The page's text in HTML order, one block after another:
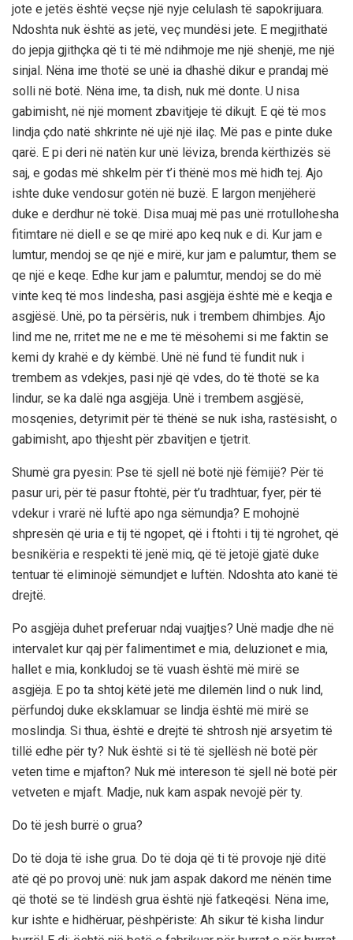
jote e jetës është veçse një nyje celulash të sapokrijuara.
Ndoshta nuk është as jetë, veç mundësi jete. E megjithatë
do jepja gjithçka që ti të më ndihmoje me një shenjë, me një
sinjal. Nëna ime thotë se unë ia dhashë dikur e prandaj më
solli në botë. Nëna ime, ta dish, nuk më donte. U nisa
gabimisht, në një moment zbavitjeje të dikujt. E që të mos
lindja çdo natë shkrinte në ujë një ilaç. Më pas e pinte duke
qarë. E pi deri në natën kur unë lëviza, brenda kërthizës së
saj, e godas më shkelm për t’i thënë mos më hidh tej. Ajo
ishte duke vendosur gotën në buzë. E largon menjëherë
duke e derdhur në tokë. Disa muaj më pas unë rrotullohesha
fitimtare në diell e se qe mirë apo keq nuk e di. Kur jam e
lumtur, mendoj se qe një e mirë, kur jam e palumtur, them se
qe një e keqe. Edhe kur jam e palumtur, mendoj se do më
vinte keq të mos lindesha, pasi asgjëja është më e keqja e
asgjësë. Unë, po ta përsëris, nuk i trembem dhimbjes. Ajo
lind me ne, rritet me ne e me të mësohemi si me faktin se
kemi dy krahë e dy këmbë. Unë në fund të fundit nuk i
trembem as vdekjes, pasi një që vdes, do të thotë se ka
lindur, se ka dalë nga asgjëja. Unë i trembem asgjësë,
mosqenies, detyrimit për të thënë se nuk isha, rastësisht, o
gabimisht, apo thjesht për zbavitjen e tjetrit.
Shumë gra pyesin: Pse të sjell në botë një fëmijë? Për të
pasur uri, për të pasur ftohtë, për t’u tradhtuar, fyer, për të
vdekur i vrarë në luftë apo nga sëmundja? E mohojnë
shpresën që uria e tij të ngopet, që i ftohti i tij të ngrohet, që
besnikëria e respekti të jenë miq, që të jetojë gjatë duke
tentuar të eliminojë sëmundjet e luftën. Ndoshta ato kanë të
drejtë.
Po asgjëja duhet preferuar ndaj vuajtjes? Unë madje dhe në
intervalet kur qaj për falimentimet e mia, deluzionet e mia,
hallet e mia, konkludoj se të vuash është më mirë se
asgjëja. E po ta shtoj këtë jetë me dilemën lind o nuk lind,
përfundoj duke eksklamuar se lindja është më mirë se
moslindja. Si thua, është e drejtë të shtrosh një arsyetim të
tillë edhe për ty? Nuk është si të të sjellësh në botë për
veten time e mjafton? Nuk më intereson të sjell në botë për
vetveten e mjaft. Madje, nuk kam aspak nevojë për ty.
Do të jesh burrë o grua?
Do të doja të ishe grua. Do të doja që ti të provoje një ditë
atë që po provoj unë: nuk jam aspak dakord me nënën time
që thotë se të lindësh grua është një fatkeqësi. Nëna ime,
kur ishte e hidhëruar, pëshpëriste: Ah sikur të kisha lindur